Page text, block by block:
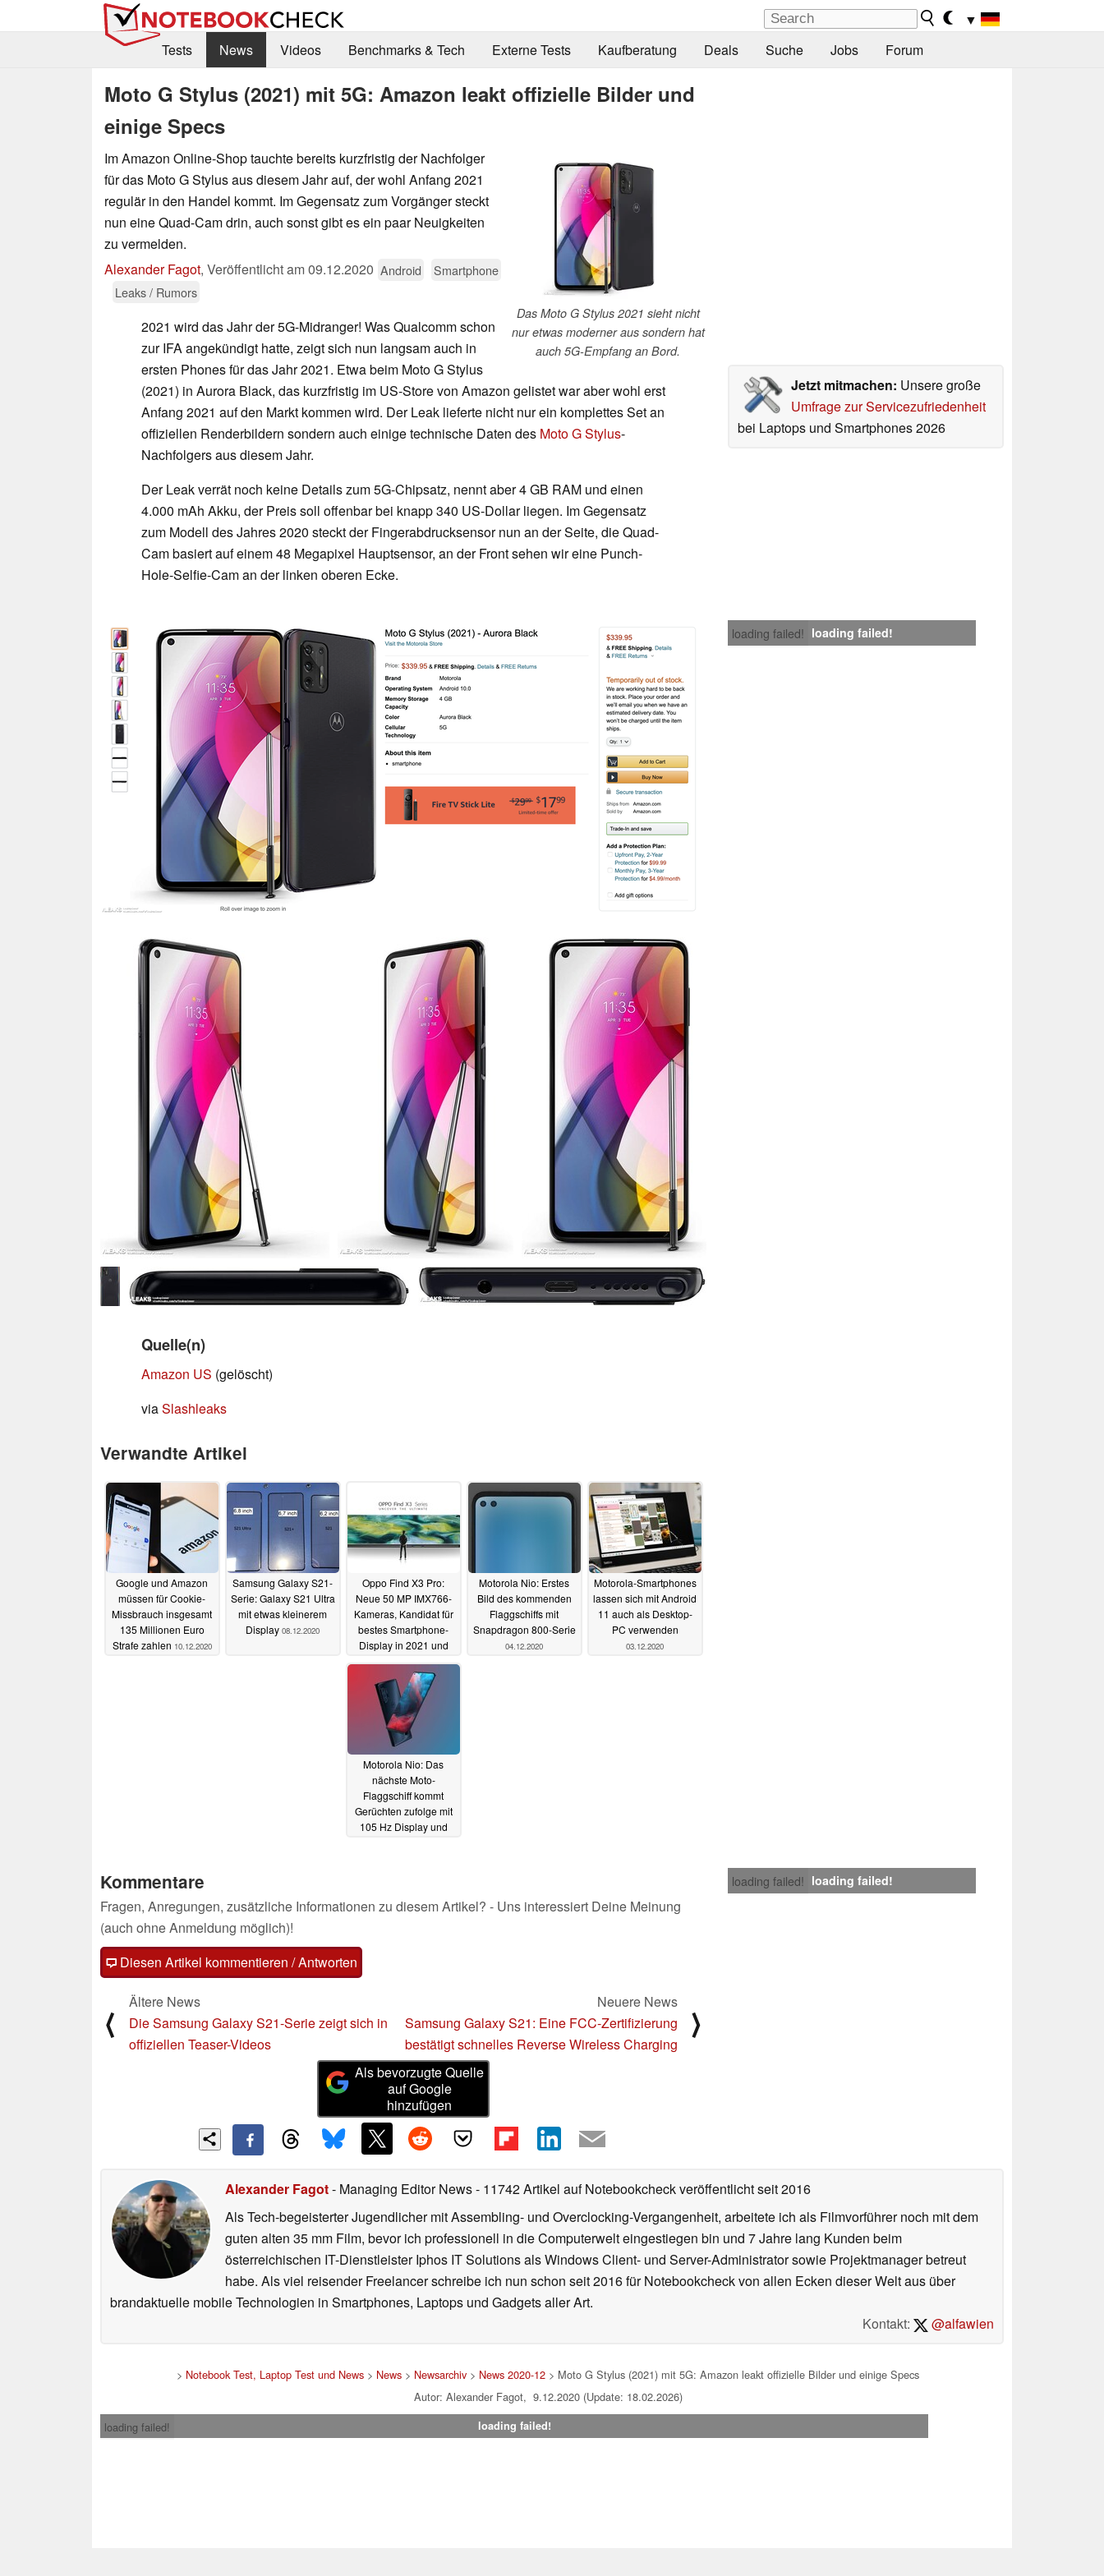
▼
Tests
News Videos Benchmarks & Tech Externe Tests Kaufberatung Deals Suche Jobs Forum
Moto G Stylus (2021) mit 5G: Amazon leakt offizielle Bilder und
einige Specs
Das Moto G Stylus 2021 sieht nicht
nur etwas moderner aus sondern hat
auch 5G-Empfang an Bord.
Im Amazon Online-Shop tauchte bereits kurzfristig der Nachfolger
für das Moto G Stylus aus diesem Jahr auf, der wohl Anfang 2021
regulär in den Handel kommt. Im Gegensatz zum Vorgänger steckt
nun eine Quad-Cam drin, auch sonst gibt es ein paar Neuigkeiten
zu vermelden.
Alexander Fagot, Veröffentlicht am09.12.2020 Android
Smartphone
Leaks / Rumors
Jetzt mitmachen: Unsere große
Umfrage zur Servicezufriedenheit
bei Laptops und Smartphones 2026
2021 wird das Jahr der 5G-Midranger! Was Qualcomm schon
zur IFA angekündigt hatte, zeigt sich nun langsam auch in
ersten Phones für das Jahr 2021. Etwa beim Moto G Stylus
(2021) in Aurora Black, das kurzfristig im US-Store von Amazon gelistet war aber wohl erst
Anfang 2021 auf den Markt kommen wird. Der Leak lieferte nicht nur ein komplettes Set an
offiziellen Renderbildern sondern auch einige technische Daten des Moto G Stylus-
Nachfolgers aus diesem Jahr.
Der Leak verrät noch keine Details zum 5G-Chipsatz, nennt aber 4 GB RAM und einen
4.000 mAh Akku, der Preis soll offenbar bei knapp 340 US-Dollar liegen. Im Gegensatz
zum Modell des Jahres 2020 steckt der Fingerabdrucksensor nun an der Seite, die Quad-
Cam basiert auf einem 48 Megapixel Hauptsensor, an der Front sehen wir eine Punch-
Hole-Selfie-Cam an der linken oberen Ecke.
loading failed! loading failed!
Quelle(n)
Amazon US (gelöscht)
viaSlashleaks
Verwandte Artikel
Google und Amazon
müssen für Cookie-
Missbrauch insgesamt
135 Millionen Euro
Strafe zahlen 10.12.2020
Samsung Galaxy S21-
Serie: Galaxy S21 Ultra
mit etwas kleinerem
Display 08.12.2020
Oppo Find X3 Pro:
Neue 50 MP IMX766-
Kameras, Kandidat für
bestes Smartphone-
Display in 2021 und
08.12.2020
Motorola Nio: Erstes
Bild des kommenden
Flaggschiffs mit
Snapdragon 800-Serie
04.12.2020
Motorola-Smartphones
lassen sich mit Android
11 auch als Desktop-
PC verwenden
03.12.2020
Motorola Nio: Das
nächste Moto-
Flaggschiff kommt
Gerüchten zufolge mit
105 Hz Display und
loading failed! loading failed!
Kommentare
Fragen, Anregungen, zusätzliche Informationen zu diesem Artikel? - Uns interessiert Deine Meinung
(auch ohne Anmeldung möglich)!
Diesen Artikel kommentieren / Antworten
⟨
Ältere News
Die Samsung Galaxy S21-Serie zeigt sich in
offiziellen Teaser-Videos
Neuere News
Samsung Galaxy S21: Eine FCC-Zertifizierung
bestätigt schnelles Reverse Wireless Charging
⟩
Als bevorzugte Quelle
auf Google
hinzufügen
Alexander Fagot- Managing Editor News- 11742 Artikel auf Notebookcheck veröffentlichtseit 2016
Als Tech-begeisterter Jugendlicher mit Assembling- und Overclocking-Vergangenheit, arbeitete ich als Filmvorführer noch mit dem
guten alten 35 mm Film, bevor ich professionell in die Computerwelt eingestiegen bin und 7 Jahre lang Kunden beim
österreichischen IT-Dienstleister Iphos IT Solutions als Windows Client- und Server-Administrator sowie Projektmanager betreut
habe. Als viel reisender Freelancer schreibe ich nun schon seit 2016 für Notebookcheck von allen Ecken dieser Welt aus über
brandaktuelle mobile Technologien in Smartphones, Laptops und Gadgets aller Art.
Kontakt:
@alfawien
> Notebook Test, Laptop Test und News > News > Newsarchiv > News 2020-12 > Moto G Stylus (2021) mit 5G: Amazon leakt offizielle Bilder und einige Specs
Autor: Alexander Fagot, 9.12.2020 (Update: 18.02.2026)
loading failed!
loading failed!